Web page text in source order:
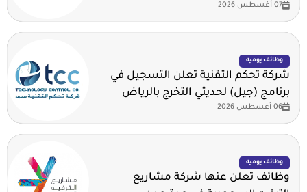
07 أغسطس 2026
وظائف يومية
شركة تحكم التقنية تعلن التسجيل في
برنامج (جيل) لحديثي التخرج بالرياض
06 أغسطس 2026
وظائف يومية
وظائف تعلن عنها شركة مشاريع